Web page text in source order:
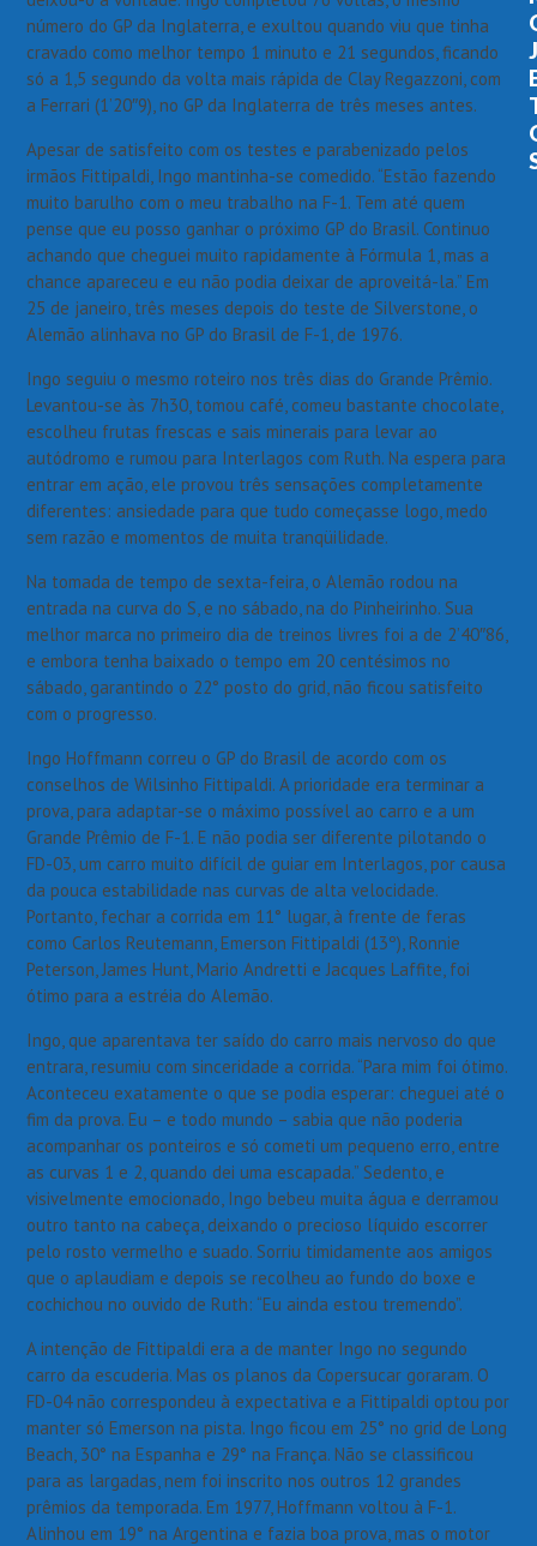
número do GP da Inglaterra, e exultou quando viu que tinha
cravado como melhor tempo 1 minuto e 21 segundos, ficando
só a 1,5 segundo da volta mais rápida de Clay Regazzoni, com
a Ferrari (1’20″9), no GP da Inglaterra de três meses antes.
Apesar de satisfeito com os testes e parabenizado pelos
irmãos Fittipaldi, Ingo mantinha-se comedido. “Estão fazendo
muito barulho com o meu trabalho na F-1. Tem até quem
pense que eu posso ganhar o próximo GP do Brasil. Continuo
achando que cheguei muito rapidamente à Fórmula 1, mas a
chance apareceu e eu não podia deixar de aproveitá-la.” Em
25 de janeiro, três meses depois do teste de Silverstone, o
Alemão alinhava no GP do Brasil de F-1, de 1976.
Ingo seguiu o mesmo roteiro nos três dias do Grande Prêmio.
Levantou-se às 7h30, tomou café, comeu bastante chocolate,
escolheu frutas frescas e sais minerais para levar ao
autódromo e rumou para Interlagos com Ruth. Na espera para
entrar em ação, ele provou três sensações completamente
diferentes: ansiedade para que tudo começasse logo, medo
sem razão e momentos de muita tranqüilidade.
Na tomada de tempo de sexta-feira, o Alemão rodou na
entrada na curva do S, e no sábado, na do Pinheirinho. Sua
melhor marca no primeiro dia de treinos livres foi a de 2’40″86,
e embora tenha baixado o tempo em 20 centésimos no
sábado, garantindo o 22° posto do grid, não ficou satisfeito
com o progresso.
Ingo Hoffmann correu o GP do Brasil de acordo com os
conselhos de Wilsinho Fittipaldi. A prioridade era terminar a
prova, para adaptar-se o máximo possível ao carro e a um
Grande Prêmio de F-1. E não podia ser diferente pilotando o
FD-03, um carro muito difícil de guiar em Interlagos, por causa
da pouca estabilidade nas curvas de alta velocidade.
Portanto, fechar a corrida em 11° lugar, à frente de feras
como Carlos Reutemann, Emerson Fittipaldi (13º), Ronnie
Peterson, James Hunt, Mario Andretti e Jacques Laffite, foi
ótimo para a estréia do Alemão.
Ingo, que aparentava ter saído do carro mais nervoso do que
entrara, resumiu com sinceridade a corrida. “Para mim foi ótimo.
Aconteceu exatamente o que se podia esperar: cheguei até o
fim da prova. Eu – e todo mundo – sabia que não poderia
acompanhar os ponteiros e só cometi um pequeno erro, entre
as curvas 1 e 2, quando dei uma escapada.” Sedento, e
visivelmente emocionado, Ingo bebeu muita água e derramou
outro tanto na cabeça, deixando o precioso líquido escorrer
pelo rosto vermelho e suado. Sorriu timidamente aos amigos
que o aplaudiam e depois se recolheu ao fundo do boxe e
cochichou no ouvido de Ruth: “Eu ainda estou tremendo”.
A intenção de Fittipaldi era a de manter Ingo no segundo
carro da escuderia. Mas os planos da Copersucar goraram. O
FD-04 não correspondeu à expectativa e a Fittipaldi optou por
manter só Emerson na pista. Ingo ficou em 25° no grid de Long
Beach, 30° na Espanha e 29° na França. Não se classificou
para as largadas, nem foi inscrito nos outros 12 grandes
prêmios da temporada. Em 1977, Hoffmann voltou à F-1.
Alinhou em 19° na Argentina e fazia boa prova, mas o motor
J